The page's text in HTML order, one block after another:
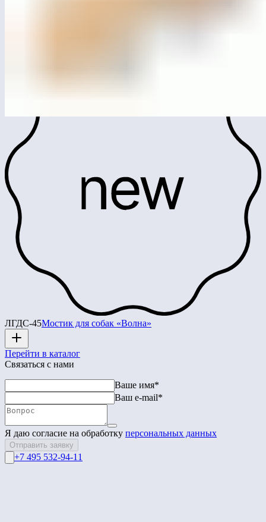
ЛГДС-45Мостик для собак «Волна»
Перейти в каталог
Связаться с нами
Ваше имя*
Ваш e-mail*
Я даю согласие на обработку персональных данных
Отправить заявку
+7 495 532-94-11